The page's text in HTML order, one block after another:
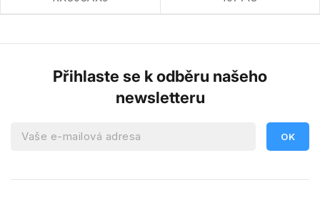
Přihlaste se k odběru našeho
newsletteru